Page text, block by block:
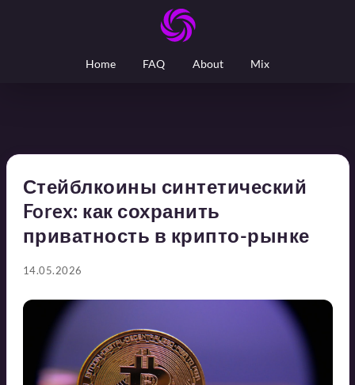
Home FAQ About Mix
Стейблкоины синтетический
Forex: как сохранить
приватность в крипто-рынке
14.05.2026